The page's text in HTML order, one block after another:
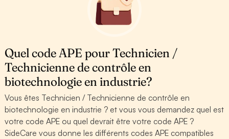
Quel code APE pour Technicien /
Technicienne de contrôle en
biotechnologie en industrie?
Vous êtes Technicien / Technicienne de contrôle en
biotechnologie en industrie ? et vous vous demandez quel est
votre code APE ou quel devrait être votre code APE ?
SideCare vous donne les différents codes APE compatibles